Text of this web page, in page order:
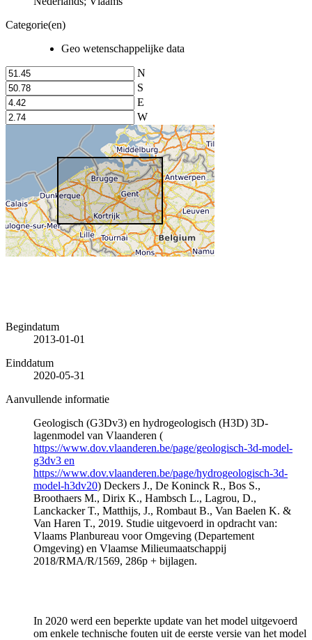
Categorie(en)
Geo wetenschappelijke data
N
S
E
W
Begindatum
2013-01-01
Einddatum
2020-05-31
Aanvullende informatie
Geologisch (G3Dv3) en hydrogeologisch (H3D) 3D-
lagenmodel van Vlaanderen (
https://www.dov.vlaanderen.be/page/geologisch-3d-model-
g3dv3 en
https://www.dov.vlaanderen.be/page/hydrogeologisch-3d-
model-h3dv20) Deckers J., De Koninck R., Bos S.,
Broothaers M., Dirix K., Hambsch L., Lagrou, D.,
Lanckacker T., Matthijs, J., Rombaut B., Van Baelen K. &
Van Haren T., 2019. Studie uitgevoerd in opdracht van:
Vlaams Planbureau voor Omgeving (Departement
Omgeving) en Vlaamse Milieumaatschappij
2018/RMA/R/1569, 286p + bijlagen.
In 2020 werd een beperkte update van het model uitgevoerd
om enkele technische fouten uit de eerste versie van het model